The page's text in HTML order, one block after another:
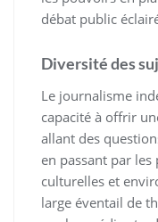
débat public
Diversité des
Le journalisme
capacité à offrir
allant des
en passant par
culturelles et
large éventail de